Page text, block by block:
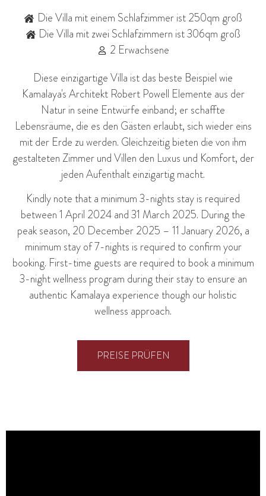
Die Villa mit einem Schlafzimmer ist 250qm groß
Die Villa mit zwei Schlafzimmern ist 306qm groß
2 Erwachsene
Diese einzigartige Villa ist das beste Beispiel wie
Kamalaya's Architekt Robert Powell Elemente aus der
Natur in seine Entwürfe einband; er schaffte
Lebensräume, die es den Gästen erlaubt, sich wieder eins
mit der Erde zu werden. Gleichzeitig bieten die von ihm
gestalteten Zimmer und Villen den Luxus und Komfort, der
jeden Aufenthalt einzigartig macht.
Kindly note that a minimum 3-nights stay is required
between 1 April 2024 and 31 March 2025. During the
peak season, 20 December 2025 – 11 January 2026, a
minimum stay of 7-nights is required to confirm your
booking. First-time guests are required to book a minimum
3-night wellness program during their stay to ensure an
authentic Kamalaya experience though our holistic
wellness approach.
PREISE PRÜFEN